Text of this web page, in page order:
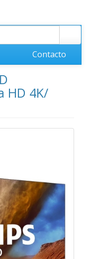
Contacto
HD 4K/